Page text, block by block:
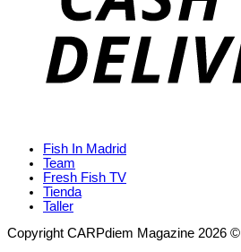
Fish In Madrid
Team
Fresh Fish TV
Tienda
Taller
Copyright CARPdiem Magazine 2026 ©